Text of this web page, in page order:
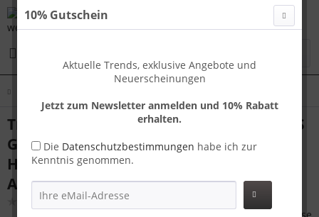
Travelhouse Tokyo Handgepäck Koffer S
Grau 55 x 36 x 23 cm | Aluminium-
Hartschale | TSA-Schloss,
Aluminiumrahmen
10% Gutschein
Aktuelle Trends, exklusive Angebote und
Neuerscheinungen
Jetzt zum Newsletter anmelden und 10% Rabatt
erhalten.
Die Datenschutzbestimmungen habe ich zur
Kenntnis genommen.